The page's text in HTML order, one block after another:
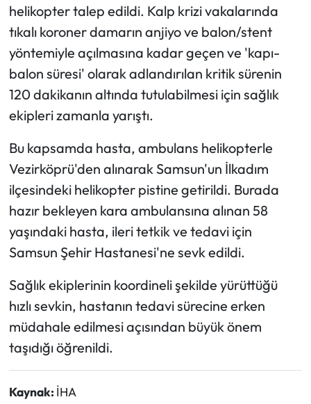
helikopter talep edildi. Kalp krizi vakalarında
tıkalı koroner damarın anjiyo ve balon/stent
yöntemiyle açılmasına kadar geçen ve 'kapı-
balon süresi' olarak adlandırılan kritik sürenin
120 dakikanın altında tutulabilmesi için sağlık
ekipleri zamanla yarıştı.
Bu kapsamda hasta, ambulans helikopterle
Vezirköprü'den alınarak Samsun'un İlkadım
ilçesindeki helikopter pistine getirildi. Burada
hazır bekleyen kara ambulansına alınan 58
yaşındaki hasta, ileri tetkik ve tedavi için
Samsun Şehir Hastanesi'ne sevk edildi.
Sağlık ekiplerinin koordineli şekilde yürüttüğü
hızlı sevkin, hastanın tedavi sürecine erken
müdahale edilmesi açısından büyük önem
taşıdığı öğrenildi.
Kaynak: İHA